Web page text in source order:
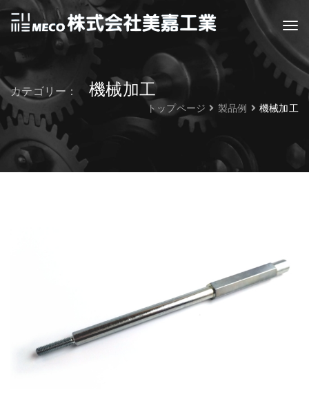
カテゴリー： 機械加工
トップページ 製品例 機械加工